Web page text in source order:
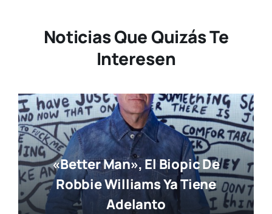
Noticias Que Quizás Te
Interesen
«Better Man», El Biopic De
Robbie Williams Ya Tiene
Adelanto